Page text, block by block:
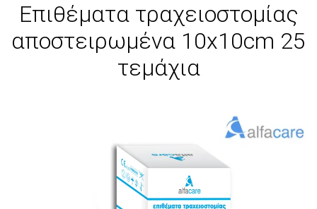
Επιθέματα τραχειοστομίας
αποστειρωμένα 10x10cm 25
τεμάχια